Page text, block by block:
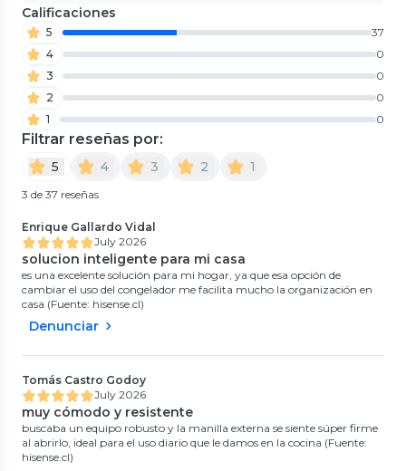
Calificaciones
5
37
4
0
3
0
2
0
1
0
Filtrar reseñas por:
5 4 3 2 1
3 de 37 reseñas
Enrique Gallardo Vidal
July 2026
solucion inteligente para mi casa
es una excelente solución para mi hogar, ya que esa opción de
cambiar el uso del congelador me facilita mucho la organización en
casa (Fuente: hisense.cl)
Denunciar
Tomás Castro Godoy
July 2026
muy cómodo y resistente
buscaba un equipo robusto y la manilla externa se siente súper firme
al abrirlo, ideal para el uso diario que le damos en la cocina (Fuente:
hisense.cl)